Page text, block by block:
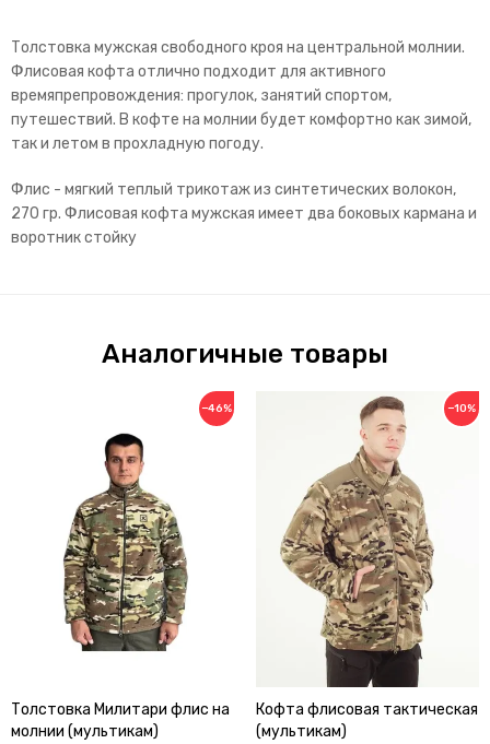
Толстовка мужская свободного кроя на центральной молнии.
Флисовая кофта отлично подходит для активного
времяпрепровождения: прогулок, занятий спортом,
путешествий. В кофте на молнии будет комфортно как зимой,
так и летом в прохладную погоду.
Флис - мягкий теплый трикотаж из синтетических волокон,
270 гр. Флисовая кофта мужская имеет два боковых кармана и
воротник стойку
Аналогичные товары
−46%
Толстовка Милитари флис на
молнии (мультикам)
−10%
Кофта флисовая тактическая
(мультикам)